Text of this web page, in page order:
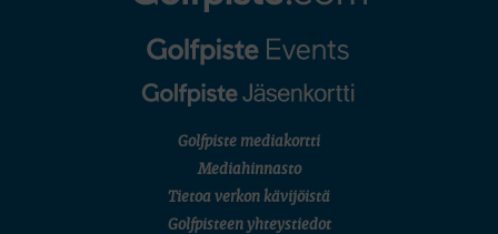
U.S. Women's Amateur Championship
English Boys' (U14) Open Amateur Stroke Play Championship
Kivitippu Classic Invitational 2026
SM-reikäpeli (M50/Kymen Golf)
FINNISH JUNIOR TOUR
7 (U18 ja U21/pojat/Tahko)
Golfpiste mediakortti
Mediahinnasto
Tietoa verkon kävijöistä
Golfpisteen yhteystiedot